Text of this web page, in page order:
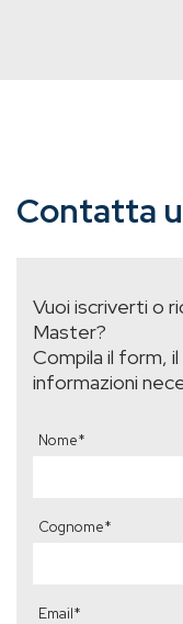
Contatta
Vuoi iscriverti o
Master?
Compila il form,
informazioni
Nome*
Cognome*
Email*